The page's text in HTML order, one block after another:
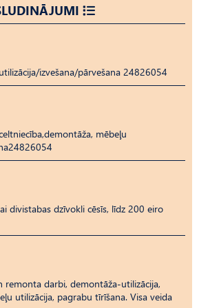
izvešana/pārvešana 24826054
mēbeļu
divistabas dzīvokli cēsīs, līdz 200 eiro
remonta darbi, demontāža-utilizācija,
utilizācija, pagrabu tīrīšana. Visa veida